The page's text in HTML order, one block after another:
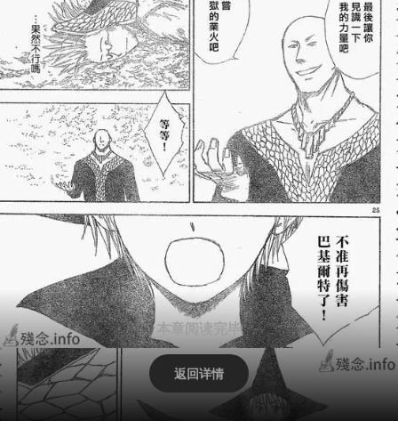
本章阅读完毕
返回详情